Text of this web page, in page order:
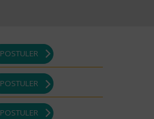
POSTULER
POSTULER
POSTULER